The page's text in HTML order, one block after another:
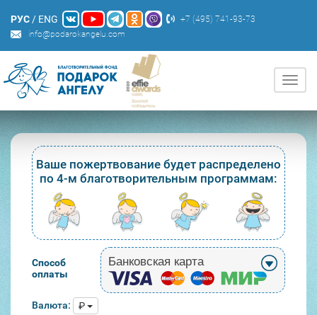
РУС / ENG
+7 (495) 741-93-73
info@podarokangelu.com
Ваше пожертвование будет распределено
по 4-м благотворительным программам:
Способ
оплаты
Банковская карта
Валюта:
₽